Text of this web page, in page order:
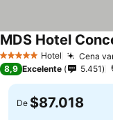
5 Estrellas Hotel Cena
MDS Hotel
8,9 Excelente 5.451
De $87.018